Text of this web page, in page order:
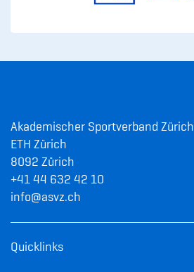
Akademischer Sportverband Zürich
ETH Zürich
8092 Zürich
+41 44 632 42 10
info@asvz.ch
Quicklinks